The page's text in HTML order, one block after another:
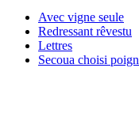
Avec vigne seule
Redressant rêvestu
Lettres
Secoua choisi